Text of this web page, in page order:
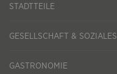
STADTTEILE
GESELLSCHAFT & SOZIALES
GASTRONOMIE